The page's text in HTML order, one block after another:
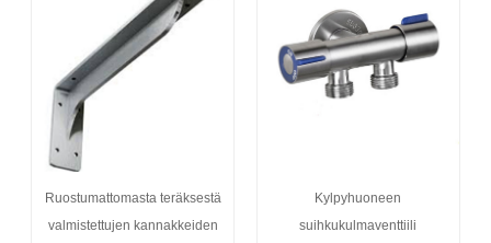
Ruostumattomasta teräksestä
valmistettujen kannakkeiden
Kylpyhuoneen
suihkukulmaventtiili